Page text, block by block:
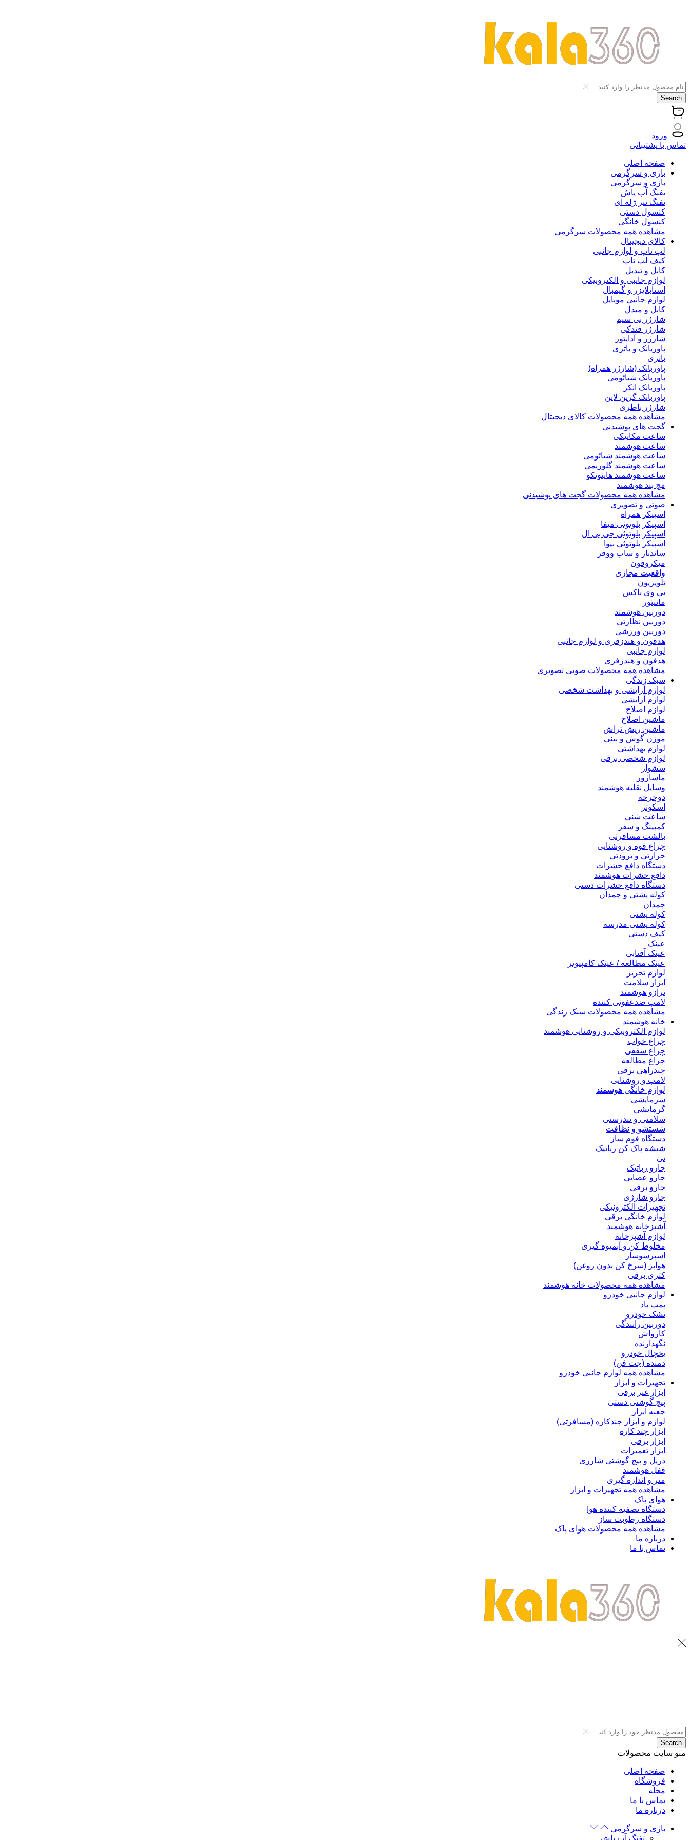
Search
ورود
تماس با پشتیبانی
صفحه اصلی
بازی و سرگرمی
بازی و سرگرمی
تفنگ آب پاش
تفنگ تیر ژله ای
کنسول دستی
کنسول خانگی
مشاهده همه محصولات سرگرمی
کالای دیجیتال
لپ تاپ و لوازم جانبی
کیف لپ تاپ
کابل و تبدیل
لوازم جانبی و الکترونیکی
استابلایزر و گیمبال
لوازم جانبی موبایل
کابل و مبدل
شارژر بی سیم
شارژر فندکی
شارژر و آداپتور
پاوربانک و باتری
باتری
پاوربانک (شارژر همراه)
پاوربانک شیائومی
پاوربانک انکر
پاوربانک گرین لاین
شارژر باطری
مشاهده همه محصولات کالای دیجیتال
گجت های پوشیدنی
ساعت مکانیکی
ساعت هوشمند
ساعت هوشمند شیائومی
ساعت هوشمند گلوریمی
ساعت هوشمند هاینوتکو
مچ بند هوشمند
مشاهده همه محصولات گجت های پوشیدنی
صوتی و تصویری
اسپیکر همراه
اسپیکر بلوتوثی میفا
اسپیکر بلوتوثی جی بی ال
اسپیکر بلوتوثی بیوا
ساندبار و ساب ووفر
میکروفون
واقعیت مجازی
تلویزیون
تی وی باکس
مانیتور
دوربین هوشمند
دوربین نظارتی
دوربین ورزشی
هدفون و هندزفری و لوازم جانبی
لوازم جانبی
هدفون و هندزفری
مشاهده همه محصولات صوتی تصویری
سبک زندگی
لوازم آرایشی و بهداشت شخصی
لوازم آرایشی
لوازم اصلاح
ماشین اصلاح
ماشین ریش تراش
موزن گوش و بینی
لوازم بهداشتی
لوازم شخصی برقی
سشوار
ماساژور
وسایل نقلیه هوشمند
دوچرخه
اسکوتر
ساعت شنی
کمپینگ و سفر
بالشت مسافرتی
چراغ قوه و روشنایی
حرارتی و برودتی
دستگاه دافع حشرات
دافع حشرات هوشمند
دستگاه دافع حشرات دستی
کوله پشتی و چمدان
چمدان
کوله پشتی
کوله پشتی مدرسه
کیف دستی
عینک
عینک آفتابی
عینک مطالعه / عینک کامپیوتر
لوازم تحریر
ابزار سلامت
ترازو هوشمند
لامپ ضدعفونی کننده
مشاهده همه محصولات سبک زندگی
خانه هوشمند
لوازم الکترونیکی و روشنایی هوشمند
چراغ خواب
چراغ سقفی
چراغ مطالعه
چندراهی برقی
لامپ و روشنایی
لوازم خانگی هوشمند
سرمایشی
گرمایشی
سلامتی و تندرستی
شستشو و نظافت
دستگاه فوم ساز
شیشه پاک کن رباتیک
تی
جارو رباتیک
جارو عصایی
جارو برقی
جارو شارژی
تجهیزات الکترونیکی
لوازم خانگی برقی
آشپزخانه هوشمند
لوازم آشپزخانه
مخلوط کن و آبمیوه گیری
اسپرسوساز
هواپز (سرخ کن بدون روغن)
کتری برقی
مشاهده همه محصولات خانه هوشمند
لوازم جانبی خودرو
پمپ باد
تشک خودرو
دوربین رانندگی
کارواش
نگهدارنده
یخچال خودرو
دمنده (جت فن)
مشاهده همه لوازم جانبی خودرو
تجهیزات و ابزار
ابزار غیر برقی
پیچ گوشتی دستی
جعبه ابزار
لوازم و ابزار چندکاره (مسافرتی)
ابزار چند کاره
ابزار برقی
ابزار تعمیرات
دریل و پیچ گوشتی شارژی
قفل هوشمند
متر و اندازه گیری
مشاهده همه تجهیزات و ابزار
هوای پاک
دستگاه تصفیه کننده هوا
دستگاه رطوبت ساز
مشاهده همه محصولات هوای پاک
درباره ما
تماس با ما
Search
منو سایت محصولات
صفحه اصلی
فروشگاه
مجله
تماس با ما
درباره ما
بازی و سرگرمی
تفنگ آب پاش